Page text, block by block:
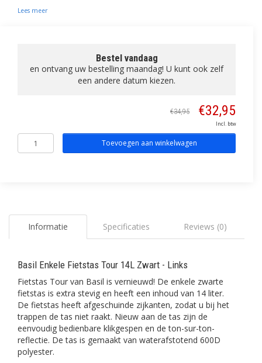
Lees meer
Bestel vandaag
en ontvang uw bestelling maandag! U kunt ook zelf
een andere datum kiezen.
€34,95 €32,95
Incl. btw
Toevoegen aan winkelwagen
Informatie Specificaties Reviews (0)
Basil Enkele Fietstas Tour 14L Zwart - Links
Fietstas Tour van Basil is vernieuwd! De enkele zwarte
fietstas is extra stevig en heeft een inhoud van 14 liter.
De fietstas heeft afgeschuinde zijkanten, zodat u bij het
trappen de tas niet raakt. Nieuw aan de tas zijn de
eenvoudig bedienbare klikgespen en de ton-sur-ton-
reflectie. De tas is gemaakt van waterafstotend 600D
polyester.